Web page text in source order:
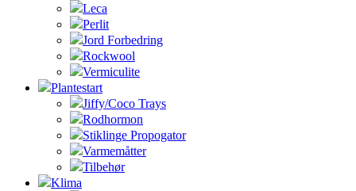
Leca
Perlit
Jord Forbedring
Rockwool
Vermiculite
Plantestart
Jiffy/Coco Trays
Rodhormon
Stiklinge Propogator
Varmemåtter
Tilbehør
Klima